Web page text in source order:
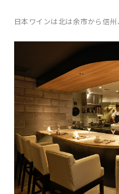
日本ワインは北は余市から信